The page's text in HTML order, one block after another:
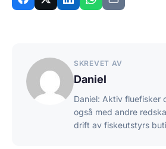
SKREVET AV
Daniel
Daniel: Aktiv fluefisker
også med andre
drift av fiskeutstyrs